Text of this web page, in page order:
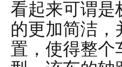
看起来可谓是
的更加简洁，
置，使得整个